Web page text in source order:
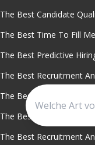
The Best Candidate
The Best Time To Fill
The Best Predictive
The Best Recruitment
The Best Sourcing
The Best Talent
The Best Recruitment